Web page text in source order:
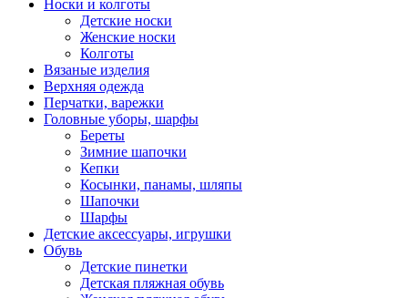
Носки и колготы
Детские носки
Женские носки
Колготы
Вязаные изделия
Верхняя одежда
Перчатки, варежки
Головные уборы, шарфы
Береты
Зимние шапочки
Кепки
Косынки, панамы, шляпы
Шапочки
Шарфы
Детские аксессуары, игрушки
Обувь
Детские пинетки
Детская пляжная обувь